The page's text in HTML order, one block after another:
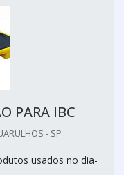
PARA IBC
- SP
usados no dia-